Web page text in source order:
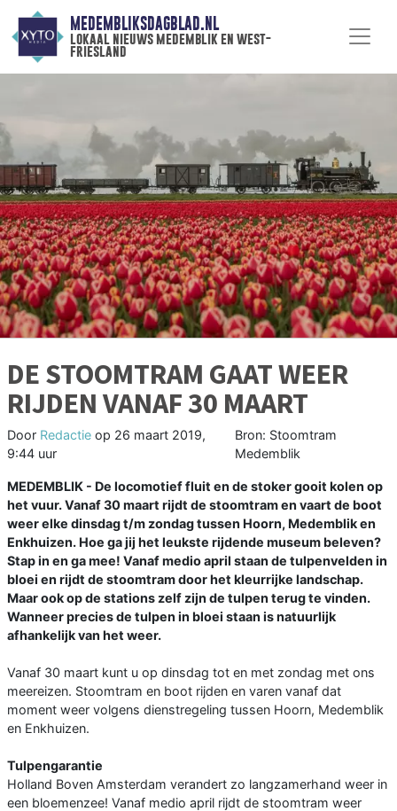
MEDEMBLIKSDAGBLAD.NL
lokaal nieuws medemblik en west-
friesland
DE STOOMTRAM GAAT WEER
RIJDEN VANAF 30 MAART
Door Redactie op 26 maart 2019,
9:44 uur
Bron: Stoomtram
Medemblik
MEDEMBLIK - De locomotief fluit en de stoker gooit kolen op
het vuur. Vanaf 30 maart rijdt de stoomtram en vaart de boot
weer elke dinsdag t/m zondag tussen Hoorn, Medemblik en
Enkhuizen. Hoe ga jij het leukste rijdende museum beleven?
Stap in en ga mee! Vanaf medio april staan de tulpenvelden in
bloei en rijdt de stoomtram door het kleurrijke landschap.
Maar ook op de stations zelf zijn de tulpen terug te vinden.
Wanneer precies de tulpen in bloei staan is natuurlijk
afhankelijk van het weer.
Vanaf 30 maart kunt u op dinsdag tot en met zondag met ons
meereizen. Stoomtram en boot rijden en varen vanaf dat
moment weer volgens dienstregeling tussen Hoorn, Medemblik
en Enkhuizen.
Tulpengarantie
Holland Boven Amsterdam verandert zo langzamerhand weer in
een bloemenzee! Vanaf medio april rijdt de stoomtram weer